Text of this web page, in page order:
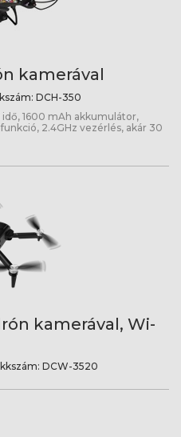
kamerával
DCH-350
1600 mAh akkumulátor,
2.4GHz vezérlés, akár 30
kamerával, Wi-
DCW-3520